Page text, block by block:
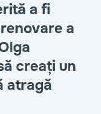
a fi
a
creați un
atragă